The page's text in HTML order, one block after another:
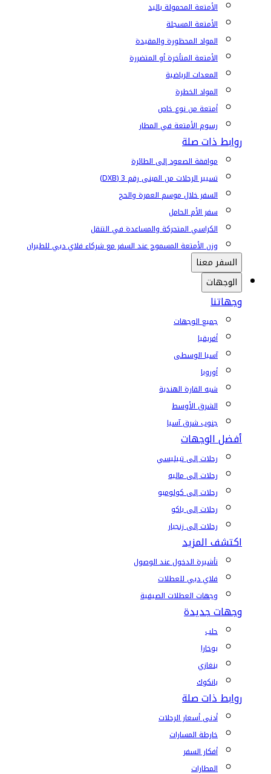
الأمتعة المحمولة باليد
الأمتعة المسجلة
المواد المحظورة والمقيدة
الأمتعة المتأخرة أو المتضررة
المعدات الرياضية
المواد الخطرة
أمتعة من نوع خاص
رسوم الأمتعة في المطار
روابط ذات صلة
موافقة الصعود إلى الطائرة
تسيير الرحلات من المبنى رقم 3 (DXB)
السفر خلال موسم العمرة والحج
سفر الأم الحامل
الكراسي المتحركة والمساعدة في التنقل
وزن الأمتعة المسموح عند السفر مع شركاء فلاي دبي للطيران
السفر معنا
الوجهات
وجهاتنا
جميع الوجهات
أفريقيا
آسيا الوسطى
أوروبا
شبه القارة الهندية
الشرق الأوسط
جنوب شرق آسيا
أفضل الوجهات
رحلات إلى تبيليسي
رحلات إلى ماليه
رحلات إلى كولومبو
رحلات إلى باكو
رحلات إلى زنجبار
اكتشف المزيد
تأشيرة الدخول عند الوصول
فلاي دبي للعطلات
وجهات العطلات الصيفية
وجهات جديدة
حلب
بوخارا
بنغازي
بانكوك
روابط ذات صلة
أدنى أسعار الرحلات
خارطة المسارات
أفكار السفر
المطارات